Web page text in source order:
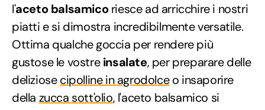
l'aceto balsamicoriesce ad arricchire i nostri
piatti e si dimostra incredibilmente versatile.
Ottima qualche goccia per rendere più
gustose le vostreinsalate, per preparare delle
deliziosecipolline in agrodolceo insaporire
della zucca sott'olio, l'aceto balsamico si